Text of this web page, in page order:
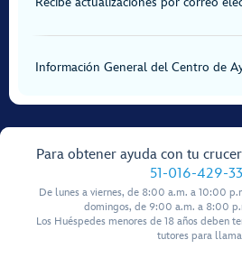
Información General del Centro de
Para obtener ayuda con tu
51-016-429-
De lunes a viernes, de 8:00 a.m. a 10:00
domingos, de 9:00 a.m. a 8:00
Los Huéspedes menores de 18 años deben
tutores para